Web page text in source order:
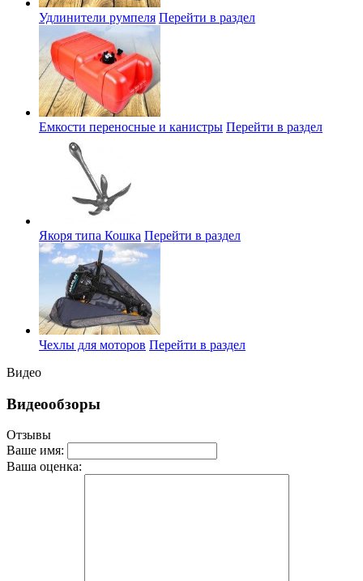
Удлинители румпеля Перейти в раздел
Емкости переносные и канистры Перейти в раздел
Якоря типа Кошка Перейти в раздел
Чехлы для моторов Перейти в раздел
Видео
Видеообзоры
Отзывы
Ваше имя:
Ваша оценка: